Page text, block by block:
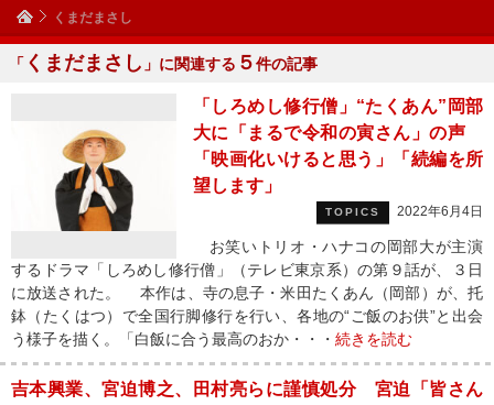
くまだまさし
「 くまだまさし 」に関連する ５件の記事
「しろめし修行僧」“たくあん”岡部
大に「まるで令和の寅さん」の声
「映画化いけると思う」「続編を所
望します」
TOPICS 2022年6月4日
お笑いトリオ・ハナコの岡部大が主演
するドラマ「しろめし修行僧」（テレビ東京系）の第９話が、３日
に放送された。 本作は、寺の息子・米田たくあん（岡部）が、托
鉢（たくはつ）で全国行脚修行を行い、各地の“ご飯のお供”と出会
う様子を描く。「白飯に合う最高のおか・・・ 続きを読む
吉本興業、宮迫博之、田村亮らに謹慎処分 宮迫「皆さん